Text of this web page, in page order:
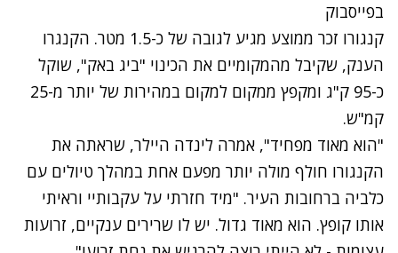
בפייסבוק
קנגורו זכר ממוצע מגיע לגובה של כ-1.5 מטר. הקנגרו
הענק, שקיבל מהמקומיים את הכינוי "ביג באק", שוקל
כ-95 ק"ג ומקפץ ממקום למקום במהירות של יותר מ-25
קמ"ש.
"הוא מאוד מפחיד", אמרה לינדה היילר, שראתה את
הקנגורו חולף מולה יותר מפעם אחת במהלך טיולים עם
כלביה ברחובות העיר. "מיד חזרתי על עקבותיי וראיתי
אותו קופץ. הוא מאוד גדול. יש לו שרירים ענקיים, זרועות